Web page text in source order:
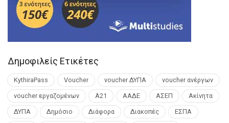
Δημοφιλείς Ετικέτες
KythiraPass Voucher voucher ΔΥΠΑ voucher ανέργων
voucher εργαζομένων Α21 ΑΑΔΕ ΑΣΕΠ Ακίνητα
ΔΥΠΑ Δημόσιο Διάφορα Διακοπές ΕΣΠΑ